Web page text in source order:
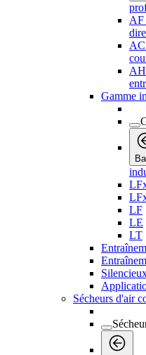
AF
AC
AH
Gamme
LF
LE
LT
Sécheurs d'air